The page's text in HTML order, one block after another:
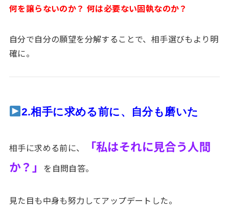
何を譲らないのか？ 何は必要ない固執なのか？
自分で自分の願望を分解することで、相手選びもより明
確に。
2.相手に求める前に、自分も磨いた
相手に求める前に、
「私はそれに見合う人間
か？」
を自問自答。
見た目も中身も努力してアップデートした。